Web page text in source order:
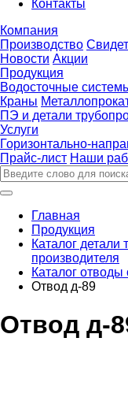
Контакты
Компания
Производство
Новости Акции
Продукция
Водосточные
Краны
ПЭ и детали
Услуги
Горизонтально-
Прайс-лист Наши
Главная
Продукция
Каталог детали
производителя
Каталог отводы
Отвод д-89
Отвод д-